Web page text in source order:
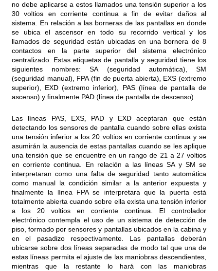
no debe aplicarse a estos llamados una tensión superior a los
30 voltios en corriente continua a fin de evitar daños al
sistema. En relación a las borneras de las pantallas en donde
se ubica el ascensor en todo su recorrido vertical y los
llamados de seguridad están ubicadas en una bornera de 8
contactos en la parte superior del sistema electrónico
centralizado. Estas etiquetas de pantalla y seguridad tiene los
siguientes nombres: SA (seguridad automática), SM
(seguridad manual), FPA (fin de puerta abierta), EXS (extremo
superior), EXD (extremo inferior), PAS (línea de pantalla de
ascenso) y finalmente PAD (línea de pantalla de descenso).
Las líneas PAS, EXS, PAD y EXD aceptaran que están
detectando los sensores de pantalla cuando sobre ellas exista
una tensión inferior a los 20 voltios en corriente continua y se
asumirán la ausencia de estas pantallas cuando se les aplique
una tensión que se encuentre en un rango de 21 a 27 voltios
en corriente continua. En relación a las líneas SA y SM se
interpretaran como una falta de seguridad tanto automática
como manual la condición similar a la anterior expuesta y
finalmente la línea FPA se interpretara que la puerta está
totalmente abierta cuando sobre ella exista una tensión inferior
a los 20 voltios en corriente continua. El controlador
electrónico contempla el uso de un sistema de detección de
piso, formado por sensores y pantallas ubicados en la cabina y
en el pasadizo respectivamente. Las pantallas deberán
ubicarse sobre dos líneas separadas de modo tal que una de
estas líneas permita el ajuste de las maniobras descendientes,
mientras que la restante lo hará con las maniobras